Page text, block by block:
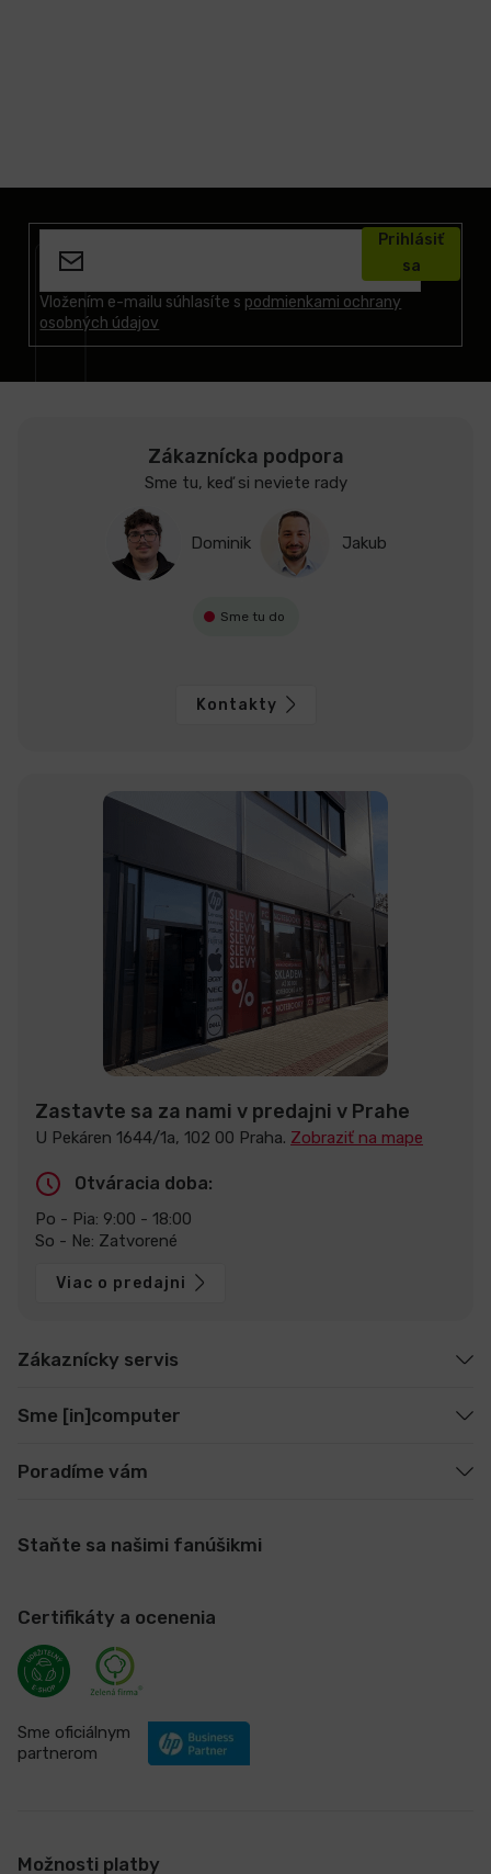
Vložením e-mailu súhlasíte s podmienkami ochrany
osobných údajov
Prihlásiť
sa
Zákaznícka podpora
Sme tu, keď si neviete rady
Dominik Jakub
Sme tu do
Kontakty
Zastavte sa za nami v predajni v Prahe
U Pekáren 1644/1a, 102 00 Praha. Zobraziť na mape
Otváracia doba:
Po - Pia: 9:00 - 18:00
So - Ne: Zatvorené
Viac o predajni
Zákaznícky servis
Sme [in]computer
Poradíme vám
Staňte sa našimi fanúšikmi
Certifikáty a ocenenia
Sme oficiálnym
partnerom
Možnosti platby